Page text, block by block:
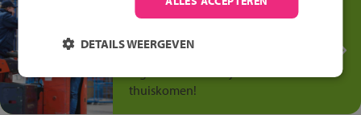
Jouw talent in de
thuiskomen!
DETAILS WEERGEVEN